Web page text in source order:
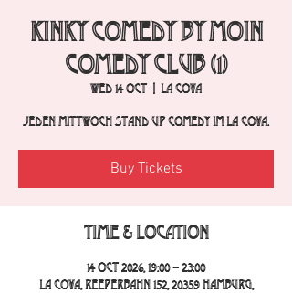
Kinky Comedy by Moin
Comedy Club (1)
Wed 14 Oct
  |
La Cova
Jeden Mittwoch Stand Up Comedy im La Cova.
Buy Tickets
Time & Location
14 Oct 2026, 19:00 – 23:00
La Cova, Reeperbahn 152, 20359 Hamburg,